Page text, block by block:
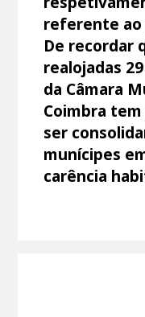
referente ao
De recordar
realojadas
da Câmara
Coimbra
ser
munícipes
carência